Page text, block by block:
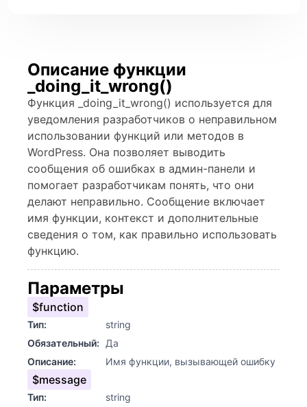
Описание функции
_doing_it_wrong()
Функция _doing_it_wrong() используется для
уведомления разработчиков о неправильном
использовании функций или методов в
WordPress. Она позволяет выводить
сообщения об ошибках в админ-панели и
помогает разработчикам понять, что они
делают неправильно. Сообщение включает
имя функции, контекст и дополнительные
сведения о том, как правильно использовать
функцию.
Параметры
$function
Тип:
string
Обязательный:
Да
Описание:
Имя функции, вызывающей ошибку
$message
Тип: string